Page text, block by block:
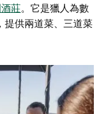
莊。它是獵人為數
提供兩道菜、三道菜